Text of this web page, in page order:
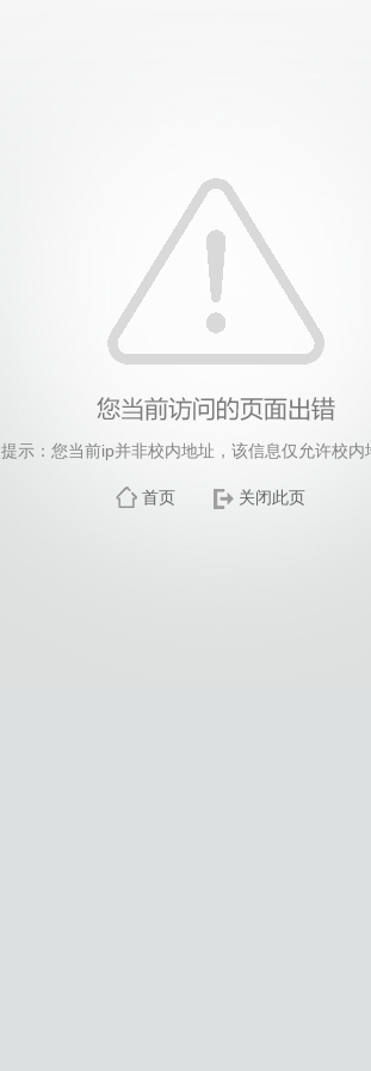
提示：您当前ip并非校内地址，该信息仅允许校内
首页 关闭此页